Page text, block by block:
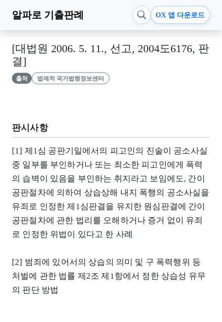
알파로 기출판례 OX 앱 다운로드
[대법원 2006. 5. 11., 선고, 2004도6176, 판
결]
출처 법제처 국가법령정보센터
판시사항
[1] 제1심 공판기일에서의 피고인의 진술이 공소사실
중 일부를 부인하거나 또는 최소한 피고인에게 폭력
의 습벽이 있음을 부인하는 취지라고 보임에도, 간이
공판절차에 의하여 상습상해 내지 폭행의 공소사실을
유죄로 인정한 제1심판결을 유지한 원심판결에 간이
공판절차에 관한 법리를 오해하거나 증거 없이 유죄
로 인정한 위법이 있다고 한 사례
[2] 범죄에 있어서의 상습의 의미 및 구 폭력행위 등
처벌에 관한 법률 제2조 제1항에서 정한 상습성 유무
의 판단 방법